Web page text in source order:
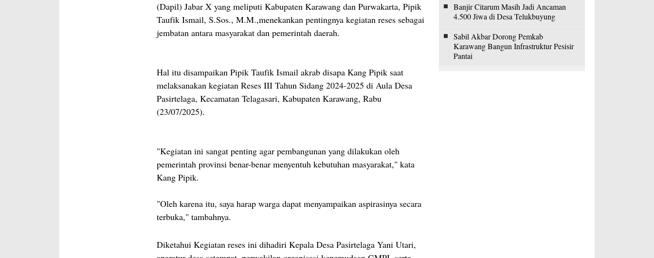
(Dapil) Jabar X yang meliputi Kabupaten Karawang dan Purwakarta, Pipik
Taufik Ismail, S.Sos., M.M.,menekankan pentingnya kegiatan reses sebagai
jembatan antara masyarakat dan pemerintah daerah.
Hal itu disampaikan Pipik Taufik Ismail akrab disapa Kang Pipik saat
melaksanakan kegiatan Reses III Tahun Sidang 2024-2025 di Aula Desa
Pasirtelaga, Kecamatan Telagasari, Kabupaten Karawang, Rabu
(23/07/2025).
"Kegiatan ini sangat penting agar pembangunan yang dilakukan oleh
pemerintah provinsi benar-benar menyentuh kebutuhan masyarakat," kata
Kang Pipik.
"Oleh karena itu, saya harap warga dapat menyampaikan aspirasinya secara
terbuka," tambahnya.
Diketahui Kegiatan reses ini dihadiri Kepala Desa Pasirtelaga Yani Utari,
Banjir Citarum Masih Jadi Ancaman
4.500 Jiwa di Desa Telukbuyung
Sabil Akbar Dorong Pemkab
Karawang Bangun Infrastruktur Pesisir
Pantai